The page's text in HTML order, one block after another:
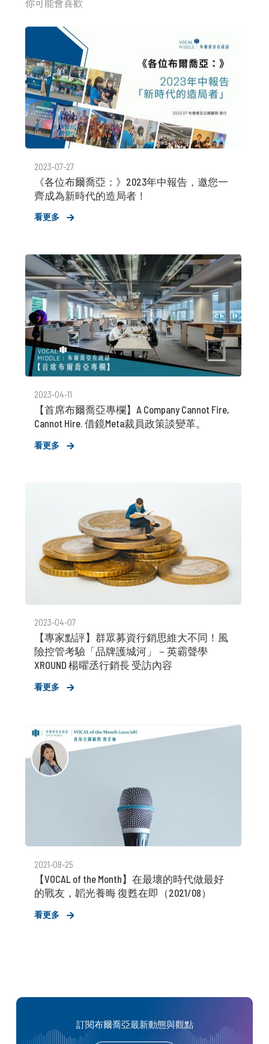
你可能會喜歡
2023-07-27
《各位布爾喬亞：》2023年中報告，邀您一
齊成為新時代的造局者！
看更多
2023-04-11
【首席布爾喬亞專欄】A Company Cannot Fire,
Cannot Hire. 借鏡Meta裁員政策談變革。
看更多
2023-04-07
【專家點評】群眾募資行銷思維大不同！風
險控管考驗「品牌護城河」－英霸聲學
XROUND 楊曜丞行銷長 受訪內容
看更多
2021-08-25
【VOCAL of the Month】在最壞的時代做最好
的戰友，韜光養晦 復甦在即（2021/08）
看更多
訂閱布爾喬亞最新動態與觀點